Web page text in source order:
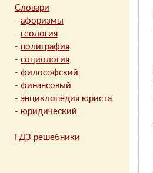
Словари
- афоризмы
- геология
- полиграфия
- социология
- философский
- финансовый
- энциклопедия юриста
- юридический
ГДЗ решебники